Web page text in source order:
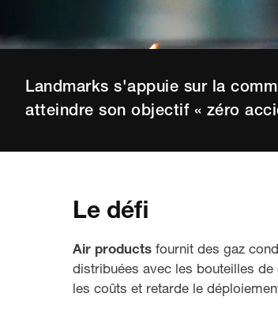
Landmarks s'appuie sur la
atteindre son objectif « zéro
Le défi
Air products fournit des gaz
distribuées avec les bouteilles
les coûts et retarde le